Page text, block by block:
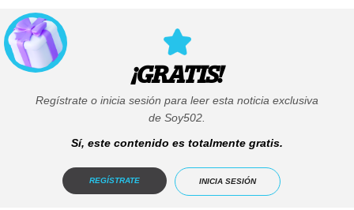
¡GRATIS!
Regístrate o inicia sesión para leer esta noticia exclusiva
de Soy502.
Sí, este contenido es totalmente gratis.
REGÍSTRATE INICIA SESIÓN